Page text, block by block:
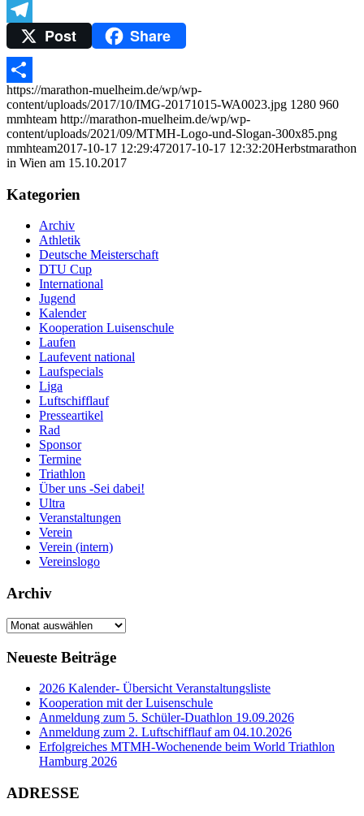
Trello
TelegramPost Share
Teilen
https://marathon-muelheim.de/wp/wp-
content/uploads/2017/10/IMG-20171015-WA0023.jpg 1280 960
mmhteam http://marathon-muelheim.de/wp/wp-
content/uploads/2021/09/MTMH-Logo-und-Slogan-300x85.png
mmhteam2017-10-17 12:29:472017-10-17 12:32:20Herbstmarathon
in Wien am 15.10.2017
Kategorien
Archiv
Athletik
Deutsche Meisterschaft
DTU Cup
International
Jugend
Kalender
Kooperation Luisenschule
Laufen
Laufevent national
Laufspecials
Liga
Luftschifflauf
Presseartikel
Rad
Sponsor
Termine
Triathlon
Über uns -Sei dabei!
Ultra
Veranstaltungen
Verein
Verein (intern)
Vereinslogo
Archiv
Archiv
Neueste Beiträge
2026 Kalender- Übersicht Veranstaltungsliste
Kooperation mit der Luisenschule
Anmeldung zum 5. Schüler-Duathlon 19.09.2026
Anmeldung zum 2. Luftschifflauf am 04.10.2026
Erfolgreiches MTMH-Wochenende beim World Triathlon
Hamburg 2026
ADRESSE